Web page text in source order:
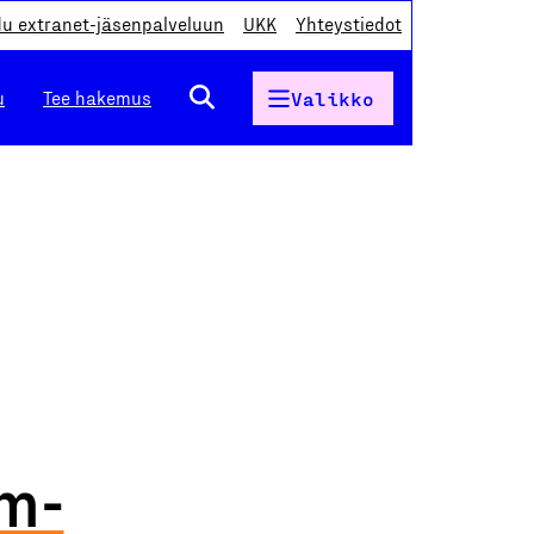
extranet-jäsenpalveluun UKK Yhteystiedot
Tee hakemus Valikko